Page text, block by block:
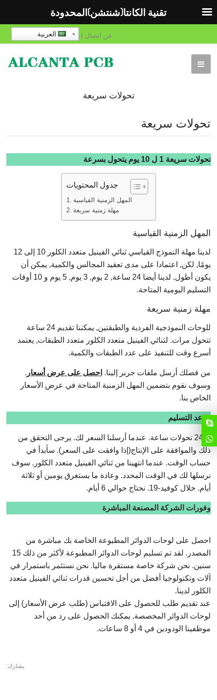
عن اتصال | العربية
تحولات سريعة
تحولات سريعة
تحولات سريعة 1 ل 10 يوم يتحول بسرعة
جدول المحتويات
المهل الزمنية القياسية
مهلة زمنية سريعة
المهل الزمنية القياسية
لدينا مهلة النموذج القياسي ثنائي الفينيل متعدد الكلور 10 إلى 12
يومًا, لكن, اعتمادا على مدى تعقيد المجالس والكمية, يمكن أن
يكون أطول. لدينا أيضا 24 ساعة, 2 يوم, 3 يوم, 5 يوم و 10 أوقات
التسليم اليومية المتاحة.
مهلة زمنية سريعة
للوحات النموذجية الفردية والطبقتين, يمكننا تقديم 24 ساعة
تتحول مرات. لثنائي الفينيل متعدد الكلور متعدد الطبقات, يعتمد
أسرع وقت للتنفيذ على عدد الطبقات والكمية.
من فضلك أرسل ملفات جربر إلينا. احصل على عرض أسعار .
وسوف نقوم بتضمين المهل الزمنية المتاحة في عرض الأسعار
الخاص بنا.
موعد التسليم
ل 24 تحولات ساعة. عندما أرسلنا السعر لك. يرجى التحقق من
ذلك والموافقة على الإنتاج(إذا وافقت على السعر). سأبدأ في
حساب الوقت. عندما انتهينا من ثنائي الفينيل متعدد الكلور. سوف
نرسلها لك في الوقت المحدد. وعادة ما يستغرق يومين أو ثلاثة
أيام. خلال كوفيد-19. نحتاج حوالي 6 أيام.
وفورات الشركة المصنعة المباشرة
احصل على لوحات الدوائر المطبوعة الخاصة بك مباشرة من
المصدر. لقد تم تسليم لوحات الدوائر المطبوعة لأكثر من ذلك 15
سنين. نحن شركة خاصة مستقرة ماليا. نحن نستثمر باستمرار في
آلات وتكنولوجيا أفضل من أجل تحسين قدرات ثنائي الفينيل متعدد
الكلور لدينا.
عند تقديم طلب للحصول على الاقتباس (طلب عرض الأسعار) إلى
لوحات الدوائر المخصصة, يمكنك الحصول على رد من أحد
موظفينا الودودين في 4 أو 8 ساعات.
يشارك:
تقنية الكانتا(شنتشن)المحدودة